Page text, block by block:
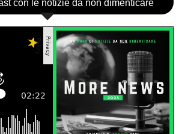
con le notizie da non dimenticare